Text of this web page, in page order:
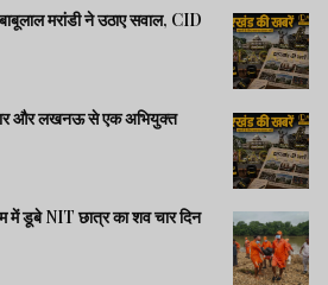
मरांडी ने उठाए सवाल, CID
चार और लखनऊ से एक अभियुक्त
डूबे NIT छात्र का शव चार दिन